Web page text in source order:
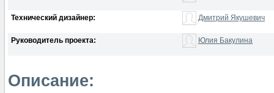
Технический дизайнер: Дмитрий Якушевич
Руководитель проекта: Юлия Бакулина
Описание: